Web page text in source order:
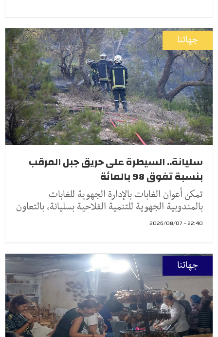
جهاتنا
سليانة.. السيطرة على حريق جبل المرقب
بنسبة تفوق 98 بالمائة
تمكن أعوان الغابات بالإدارة الجهوية للغابات
بالمندوبية الجهوية للتنمية الفلاحية بسليانة، بالتعاون
22:40 - 2026/08/07
جهاتنا